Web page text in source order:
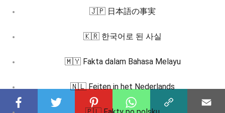
🇯🇵 日本語の事実
🇰🇷 한국어로 된 사실
🇲🇾 Fakta dalam Bahasa Melayu
🇳🇱 Feiten in het Nederlands